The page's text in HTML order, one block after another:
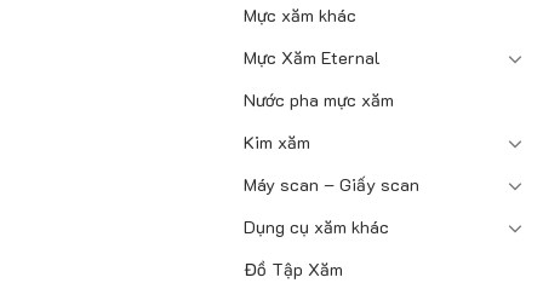
Mực xăm khác
Mực Xăm Eternal
Nước pha mực xăm
Kim xăm
Máy scan – Giấy scan
Dụng cụ xăm khác
Đồ Tập Xăm